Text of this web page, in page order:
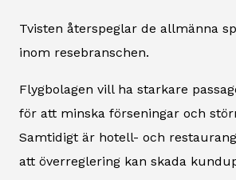
Tvisten återspeglar de allmänna
inom resebranschen.
Flygbolagen vill ha starkare
för att minska förseningar och
Samtidigt är hotell- och
att överreglering kan skada